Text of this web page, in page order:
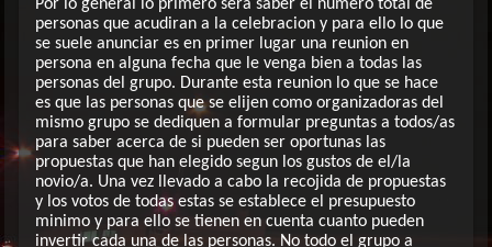
Por lo general lo primero sera saber el numero total de
personas que acudiran a la celebracion y para ello lo que
se suele anunciar es en primer lugar una reunion en
persona en alguna fecha que le venga bien a todas las
personas del grupo. Durante esta reunion lo que se hace
es que las personas que se elijen como organizadoras del
mismo grupo se dediquen a formular preguntas a todos/as
para saber acerca de si pueden ser oportunas las
propuestas que han elegido segun los gustos de el/la
novio/a. Una vez llevado a cabo la recojida de propuestas
y los votos de todas estas se establece el presupuesto
minimo y para ello se tienen en cuenta cuanto pueden
invertir cada una de las personas. No todo el grupo a